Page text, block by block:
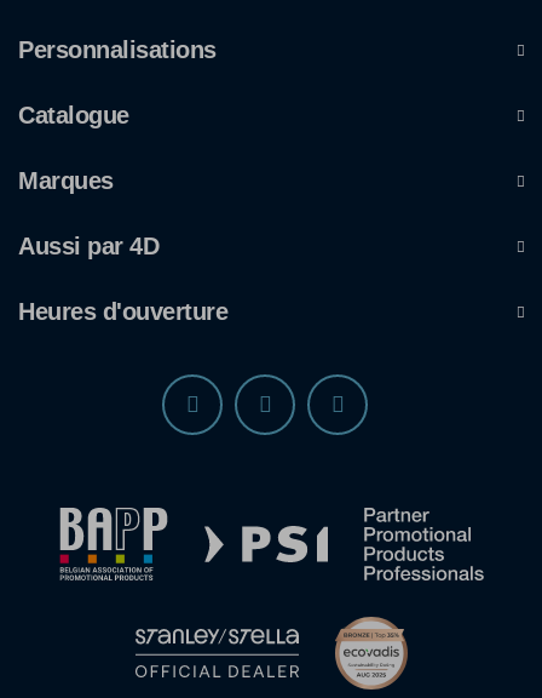
Personnalisations
Catalogue
Marques
Aussi par 4D
Heures d'ouverture